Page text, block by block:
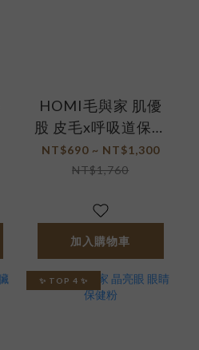
HOMI毛與家 肌優
股 皮毛x呼吸道保健
粉
NT$690 ~ NT$1,300
NT$1,760
加入購物車
✨ TOP 4 ✨